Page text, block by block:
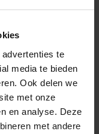
te
media te bieden
Ook delen we
met onze
en analyse. Deze
met andere